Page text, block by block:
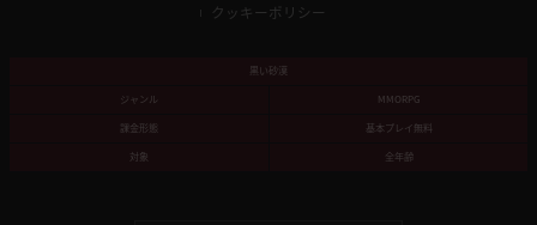
クッキーポリシー
黒い砂漠
ジャンル
MMORPG
課金形態
基本プレイ無料
対象
全年齢